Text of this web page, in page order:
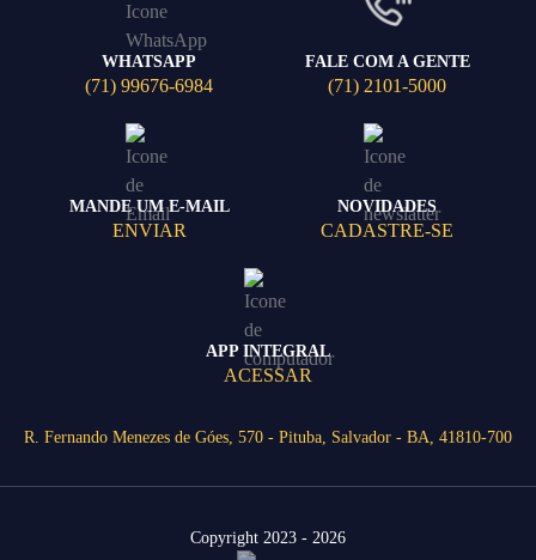
WHATSAPP
(71) 99676-6984
FALE COM A GENTE
(71) 2101-5000
MANDE UM E-MAIL
ENVIAR
NOVIDADES
CADASTRE-SE
APP INTEGRAL
ACESSAR
R. Fernando Menezes de Góes, 570 - Pituba, Salvador - BA, 41810-700
Copyright 2023 - 2026